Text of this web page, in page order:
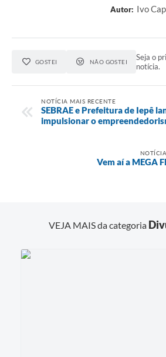
Autor: Ivo
GOSTEI NÃO GOSTEI
Seja o
notícia.
NOTÍCIA MAIS RECENTE
SEBRAE e Prefeitura de Iepê
impulsionar o
Vem aí a MEGA
VEJA MAIS da categoria